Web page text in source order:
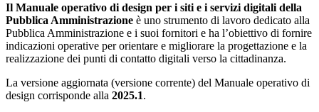
Il Manuale operativo di design per i siti e i servizi digitali della
Pubblica Amministrazione è uno strumento di lavoro dedicato alla
Pubblica Amministrazione e i suoi fornitori e ha l’obiettivo di fornire
indicazioni operative per orientare e migliorare la progettazione e la
realizzazione dei punti di contatto digitali verso la cittadinanza.
La versione aggiornata (versione corrente) del Manuale operativo di
design corrisponde alla 2025.1.